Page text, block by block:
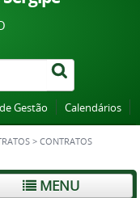
Gestão Calendários
> CONTRATOS
MENU